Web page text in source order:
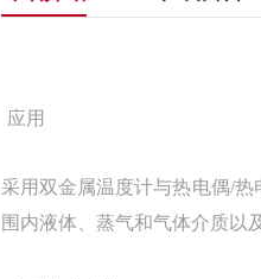
应用
采用双金属温度计与热电偶/
围内液体、蒸气和气体介质以